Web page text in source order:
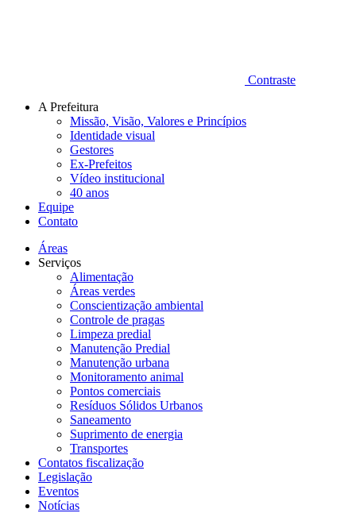
Contraste
A Prefeitura
Missão, Visão, Valores e Princípios
Identidade visual
Gestores
Ex-Prefeitos
Vídeo institucional
40 anos
Equipe
Contato
Áreas
Serviços
Alimentação
Áreas verdes
Conscientização ambiental
Controle de pragas
Limpeza predial
Manutenção Predial
Manutenção urbana
Monitoramento animal
Pontos comerciais
Resíduos Sólidos Urbanos
Saneamento
Suprimento de energia
Transportes
Contatos fiscalização
Legislação
Eventos
Notícias